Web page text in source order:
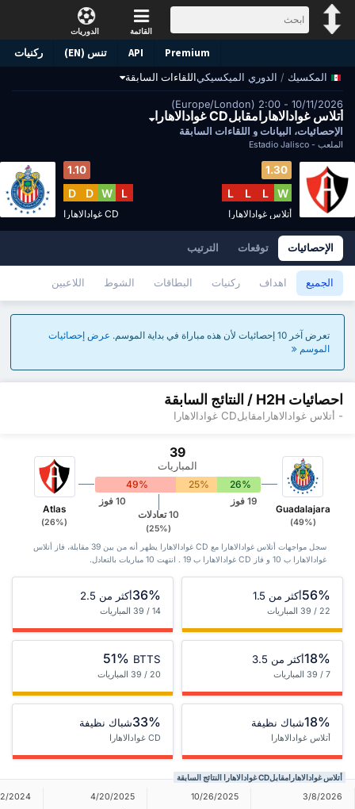
الدوريات القائمة
ركنيات تنس (EN) API Premium
المكسيك / الدوري الميكسيكياللقاءات السابقة
10/11/2026 - 2:00 (Europe/London)
أتلاس غوادالاهارامقابلCD غوادالاهارا
الإحصائيات، البيانات و اللقاءات السابقة
الملعب - Estadio Jalisco
1.30
W
L
L
L
أتلاس غوادالاهارا
1.10
L
W
D
D
CD غوادالاهارا
الإحصائيات توقعات الترتيب
الجميع اهداف ركنيات البطاقات الشوط اللاعبين
تعرض آخر 10 إحصائيات لأن هذه مباراة في بداية الموسم.
عرض إحصائيات
الموسم
احصائيات H2H / النتائج السابقة
- أتلاس غوادالاهارامقابلCD غوادالاهارا
Atlas
(26%)
39
المباريات
26%
25%
49%
10 فوز
10 تعادلات
(25%)
19 فوز
Guadalajara
(49%)
سجل مواجهات أتلاس غوادالاهارا مع CD غوادالاهارا يظهر أنه من بين 39 ‏مقابلة، فاز أتلاس
غوادالاهارا ب 10 و فاز CD غوادالاهارا ب 19 . انتهت 10 مباريات بالتعادل.
56%أكثر من 1.5
22 / 39 المباريات
36%أكثر من 2.5
14 / 39 المباريات
18%أكثر من 3.5
7 / 39 المباريات
51% BTTS
20 / 39 المباريات
18%شباك نظيفة
أتلاس غوادالاهارا
33%شباك نظيفة
CD غوادالاهارا
أتلاس غوادالاهارامقابلCD غوادالاهارا النتائج السابقة
3/8/2026
10/26/2025
4/20/2025
2024